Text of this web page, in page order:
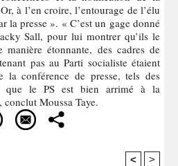
à l’en croire, l’entourage de l’élu
la presse ». « C’est un gage donné
Sall, pour lui montrer qu’ils le
étonnante, des cadres de
pas au Parti socialiste étaient
la conférence de presse, tels des
que le PS est bien arrimé à la
Moussa Taye.
< >